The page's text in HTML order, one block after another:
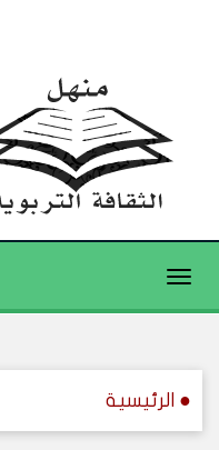
Toggle
● الرئيسية